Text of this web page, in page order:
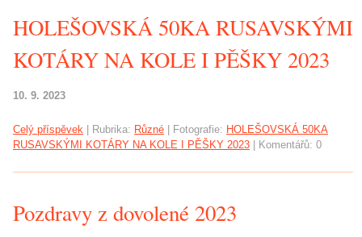
HOLEŠOVSKÁ 50KA RUSAVSKÝMI
KOTÁRY NA KOLE I PĚŠKY 2023
10. 9. 2023
Celý příspěvek Rubrika: Různé Fotografie: HOLEŠOVSKÁ 50KA
RUSAVSKÝMI KOTÁRY NA KOLE I PĚŠKY 2023
Komentářů: 0
Pozdravy z dovolené 2023